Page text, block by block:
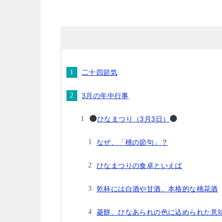
二十四節気
3月の年中行事
ひなまつり（3月3日）
なぜ、「桃の節句」？
ひなまつりの食卓といえば
乾杯には白酒や甘酒、本格的な桃花酒
菱餅、ひなあられの色に込められた意